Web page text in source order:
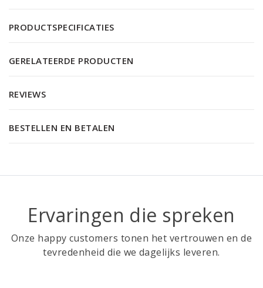
PRODUCTSPECIFICATIES
GERELATEERDE PRODUCTEN
REVIEWS
BESTELLEN EN BETALEN
Ervaringen die spreken
Onze happy customers tonen het vertrouwen en de
tevredenheid die we dagelijks leveren.